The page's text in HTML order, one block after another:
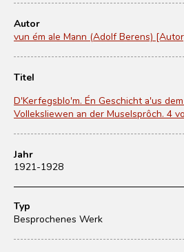
Autor
vun ém ale Mann (Adolf Berens)
Titel
D'Kerfegsblo'm. Én Geschicht a'us
Volleksliewen an der Muselsprôch. 4
Jahr
1921-1928
Typ
Besprochenes Werk